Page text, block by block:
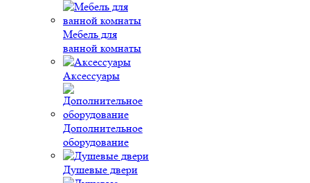
Мебель для
ванной комнаты
Аксессуары
Дополнительное
оборудование
Душевые двери